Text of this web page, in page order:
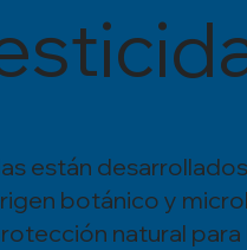
están
botánico y
natural